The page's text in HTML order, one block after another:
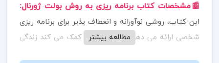
📰مشخصات کتاب برنامه ریزی به روش بولت ژورنال:
این کتاب، روشی نوآورانه و انعطاف پذیر برای برنامه ریزی
شخصی ارائه می دهد که به خواننده کمک می کند زندگی
مطالعه بیشتر